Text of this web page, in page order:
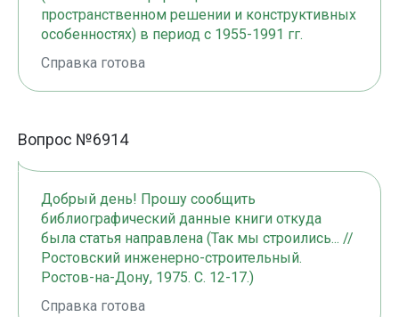
пространственном решении и конструктивных
особенностях) в период с 1955-1991 гг.
Справка готова
Вопрос №6914
Добрый день! Прошу сообщить
библиографический данные книги откуда
была статья направлена (Так мы строились... //
Ростовский инженерно-строительный.
Ростов-на-Дону, 1975. С. 12-17.)
Справка готова